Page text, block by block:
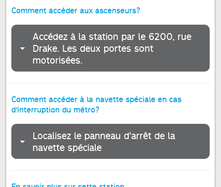
Comment accéder aux ascenseurs?
Accédez à la station par le 6200, rue
Drake. Les deux portes sont
motorisées.
Comment accéder à la navette spéciale en cas
d'interruption du métro?
Localisez le panneau d'arrêt de la
navette spéciale